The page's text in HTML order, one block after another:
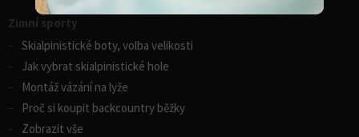
Zimní sporty
Skialpinistické boty, volba velikosti
Jak vybrat skialpinistické hole
Montáž vázání na lyže
Proč si koupit backcountry běžky
Zobrazit vše